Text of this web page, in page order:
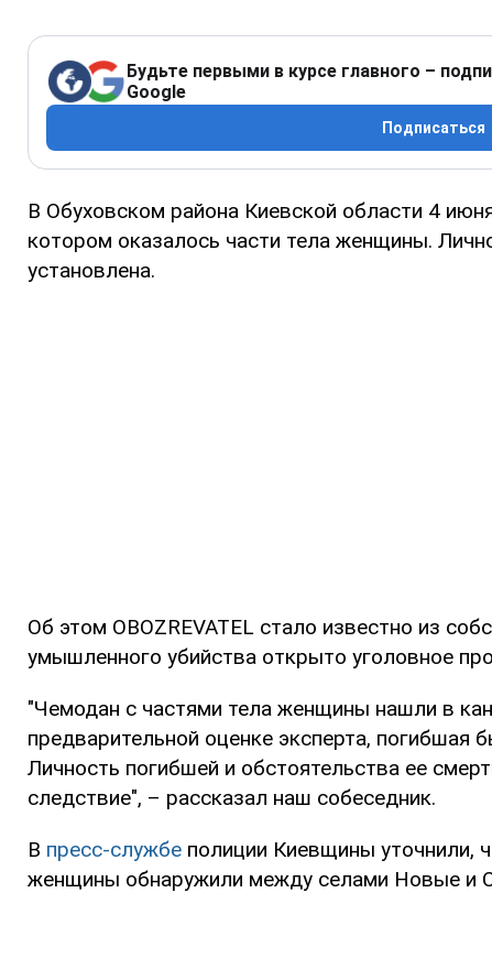
Будьте первыми в курсе главного –
Google
Подписаться
В Обуховском района Киевской области 4
котором оказалось части тела женщины.
установлена.
Об этом OBOZREVATEL стало известно из
умышленного убийства открыто уголовное
"Чемодан с частями тела женщины нашли в
предварительной оценке эксперта, погибшая
Личность погибшей и обстоятельства ее
следствие", – рассказал наш собеседник.
В пресс-службе полиции Киевщины уточнили,
женщины обнаружили между селами Новые и